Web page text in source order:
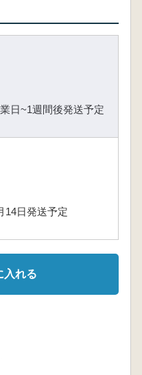
日~1週間後発送予定
14日発送予定
入れる